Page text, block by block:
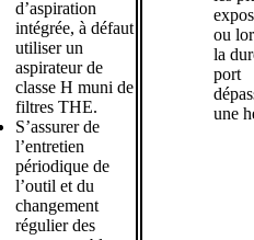
d’aspiration
intégrée, à défaut
utiliser un
aspirateur de
classe H muni de
filtres THE.
S’assurer de
l’entretien
périodique de
l’outil et du
changement
régulier des
ou
la
port
une